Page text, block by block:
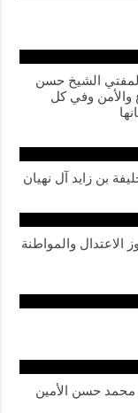
الشيخ حسن
والأمن وفي كل
بن زايد آل نهيان
الاعتدال والمواطنة
محمد حسن الأمين